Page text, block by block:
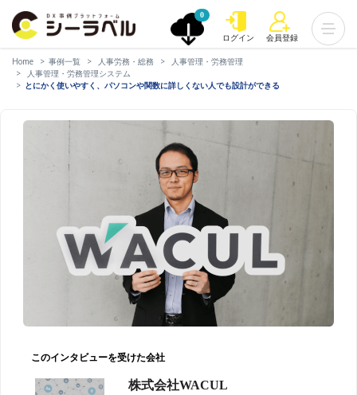
0
ログイン 会員登録
Home 事例一覧 人事労務・総務
人事管理・労務管理
人事管理・労務管理システム
とにかく使いやすく、パソコンや関数に詳しくない人でも設計ができる
このインタビューを受けた会社
株式会社WACUL